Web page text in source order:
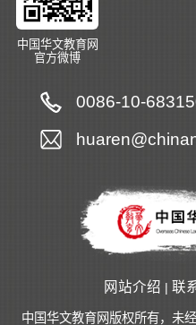
中国华文教育网
官方微博
0086-10-
网站介绍 | 联
中国华文教育网版权所有，未